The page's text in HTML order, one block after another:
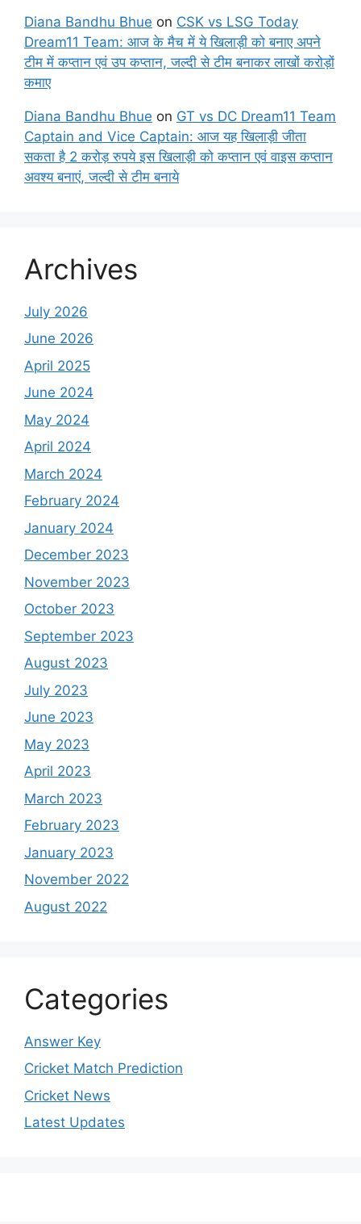
Diana Bandhu Bhue on CSK vs LSG Today
Dream11 Team: आज के मैच में ये खिलाड़ी को बनाए अपने
टीम में कप्तान एवं उप कप्तान, जल्दी से टीम बनाकर लाखों करोड़ों
कमाए
Diana Bandhu Bhue on GT vs DC Dream11 Team
Captain and Vice Captain: आज यह खिलाड़ी जीता
सकता है 2 करोड़ रुपये इस खिलाड़ी को कप्तान एवं वाइस कप्तान
अवश्य बनाएं, जल्दी से टीम बनाये
Archives
July 2026
June 2026
April 2025
June 2024
May 2024
April 2024
March 2024
February 2024
January 2024
December 2023
November 2023
October 2023
September 2023
August 2023
July 2023
June 2023
May 2023
April 2023
March 2023
February 2023
January 2023
November 2022
August 2022
Categories
Answer Key
Cricket Match Prediction
Cricket News
Latest Updates